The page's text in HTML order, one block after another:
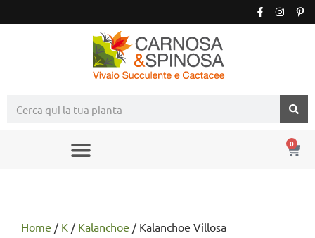
0
Home / K / Kalanchoe / Kalanchoe Villosa